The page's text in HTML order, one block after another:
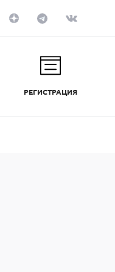
РЕГИСТРАЦИЯ